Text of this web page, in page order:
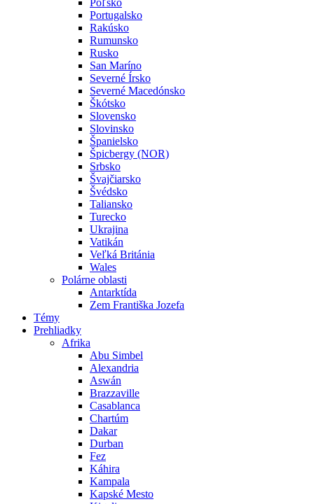
Poľsko
Portugalsko
Rakúsko
Rumunsko
Rusko
San Maríno
Severné Írsko
Severné Macedónsko
Škótsko
Slovensko
Slovinsko
Španielsko
Špicbergy (NOR)
Srbsko
Švajčiarsko
Švédsko
Taliansko
Turecko
Ukrajina
Vatikán
Veľká Británia
Wales
Polárne oblasti
Antarktída
Zem Františka Jozefa
Témy
Prehliadky
Afrika
Abu Simbel
Alexandria
Aswán
Brazzaville
Casablanca
Chartúm
Dakar
Durban
Fez
Káhira
Kampala
Kapské Mesto